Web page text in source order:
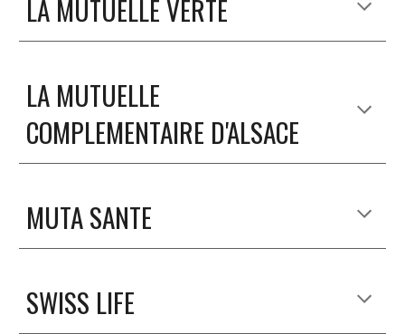
LA MUTUELLE VERTE
LA MUTUELLE
COMPLEMENTAIRE D'ALSACE
MUTA SANTE
SWISS LIFE